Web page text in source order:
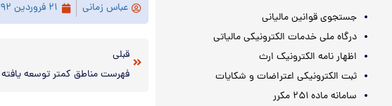
جستجوی قوانین مالیانی
درگاه ملی خدمات الکترونیکی مالیاتی
اظهار نامه الکترونیک ارث
ثبت الکترونیکی اعتراضات و شکایات
سامانه ماده ۲۵۱ مکرر
عباس زمانی ۲۱ فروردین ۱۳۹۲
قبلی